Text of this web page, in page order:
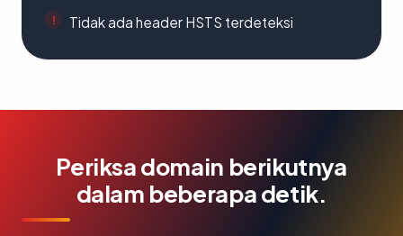
Tidak ada header HSTS terdeteksi
Periksa domain berikutnya
dalam beberapa detik.